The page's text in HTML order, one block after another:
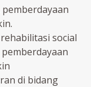
social
di bidang